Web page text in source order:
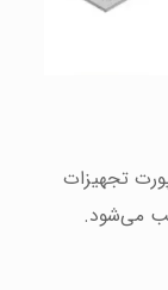
تجهیزات
می‌شود.